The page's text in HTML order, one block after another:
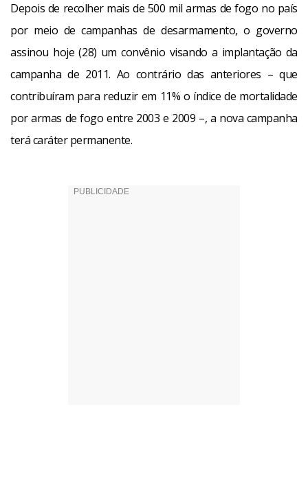
Depois de recolher mais de 500 mil armas de fogo no país
por meio de campanhas de desarmamento, o governo
assinou hoje (28) um convênio visando a implantação da
campanha de 2011. Ao contrário das anteriores – que
contribuíram para reduzir em 11% o índice de mortalidade
por armas de fogo entre 2003 e 2009 –, a nova campanha
terá caráter permanente.